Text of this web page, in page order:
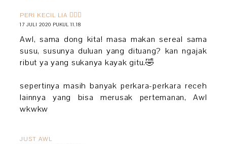
PERI KECIL LIA 🧚🏻‍♀️
17 JULI 2020 PUKUL 11.18
Awl, sama dong kita! masa makan sereal sama
susu, susunya duluan yang dituang? kan ngajak
ribut ya yang sukanya kayak gitu.🤣
sepertinya masih banyak perkara-perkara receh
lainnya yang bisa merusak pertemanan, Awl
wkwkw
JUST AWL